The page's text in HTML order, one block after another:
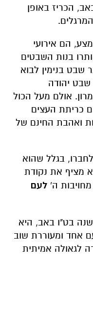
הכריז באופן
הם אירועי
בנות השבטים
בנימין לבוא
שבט יהודה
אולם מעל הכול
כריתת העצים
ואהבת החינם של
בגלל שהוא
מציף את נקודת
ה' לעם
בט"ו באב, היא
אחד ומעוררת שוב
לגאולה אמיתית